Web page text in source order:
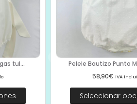
tul...
Pelele Bautizo Punto
58,90€ IVA
Seleccionar